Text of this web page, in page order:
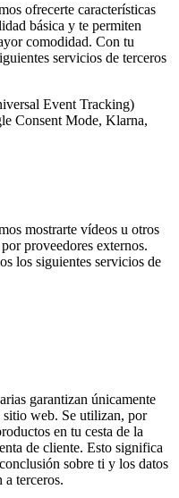
ofrecerte características
básica y te permiten
comodidad. Con tu
servicios de terceros
Event Tracking)
Consent Mode, Klarna,
mostrarte vídeos u otros
proveedores externos.
los siguientes servicios de
garantizan únicamente
sitio web. Se utilizan, por
en tu cesta de la
de cliente. Esto significa
sobre ti y los datos
a terceros.